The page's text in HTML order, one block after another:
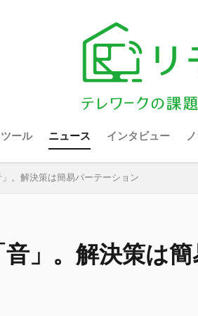
ツール ニュース インタビュー
。解決策は簡易パーテーション
」。解決策は